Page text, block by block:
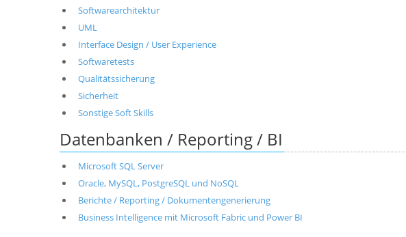
Softwarearchitektur
UML
Interface Design / User Experience
Softwaretests
Qualitätssicherung
Sicherheit
Sonstige Soft Skills
Datenbanken / Reporting / BI
Microsoft SQL Server
Oracle, MySQL, PostgreSQL und NoSQL
Berichte / Reporting / Dokumentengenerierung
Business Intelligence mit Microsoft Fabric und Power BI